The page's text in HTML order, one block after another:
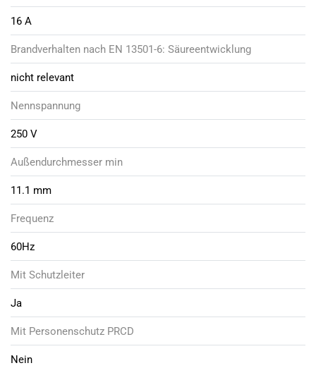
16 A
Brandverhalten nach EN 13501-6: Säureentwicklung
nicht relevant
Nennspannung
250 V
Außendurchmesser min
11.1 mm
Frequenz
60Hz
Mit Schutzleiter
Ja
Mit Personenschutz PRCD
Nein